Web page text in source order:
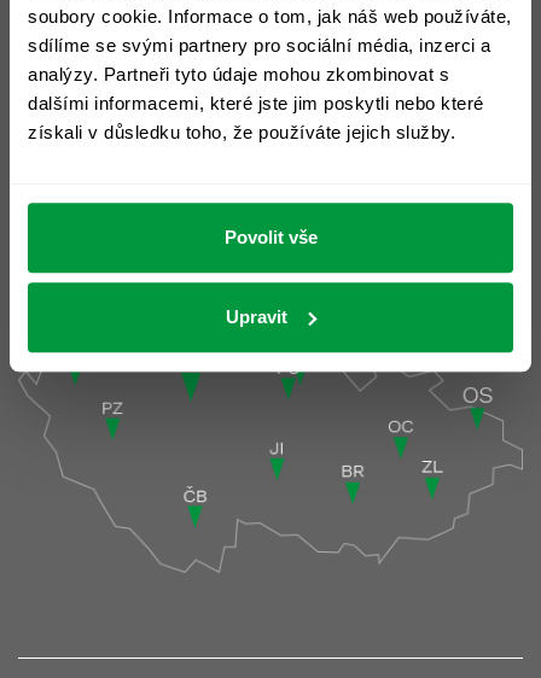
soubory cookie. Informace o tom, jak náš web používáte,
sdílíme se svými partnery pro sociální média, inzerci a
analýzy. Partneři tyto údaje mohou zkombinovat s
dalšími informacemi, které jste jim poskytli nebo které
získali v důsledku toho, že používáte jejich služby.
Povolit vše
Upravit
Prohlášení o cookies >
Slovník pojmů >
Ochrana osobních údajů >